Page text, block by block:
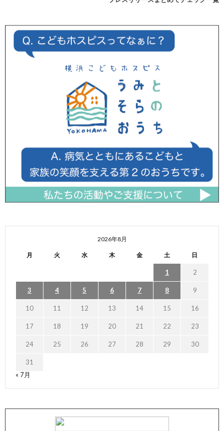
2026年8月
月 火 水 木 金 土 日
1 2
3 4 5 6 7 8 9
10 11 12 13 14 15 16
17 18 19 20 21 22 23
24 25 26 27 28 29 30
31
« 7月